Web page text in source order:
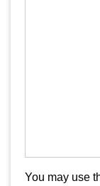
You may use